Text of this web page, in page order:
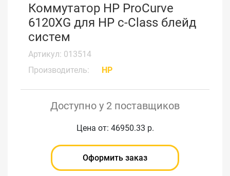
Коммутатор HP ProCurve
6120XG для HP c-Class блейд
систем
Артикул: 013514
Производитель:
HP
Доступно у 2 поставщиков
Цена от: 46950.33 р.
Оформить заказ